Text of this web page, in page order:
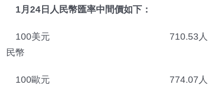
1月24日人民幣匯率中間價如下：
100美元 710.53人
民幣
100歐元 774.07人